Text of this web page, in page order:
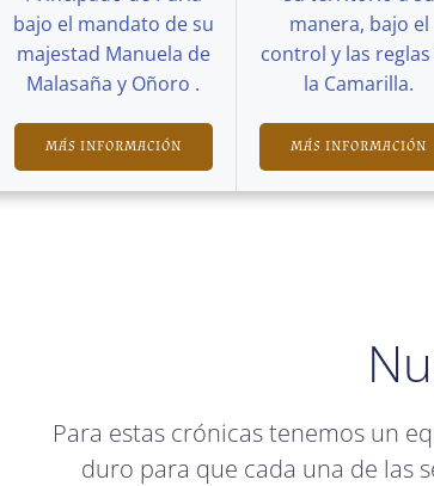
bajo el mandato de su
majestad Manuela de
Malasaña y Oñoro .
MÁS INFORMACIÓN
manera, bajo el
control y las
la Camarilla.
MÁS INFORMACIÓN
Para estas crónicas tenemos un
duro para que cada una de las